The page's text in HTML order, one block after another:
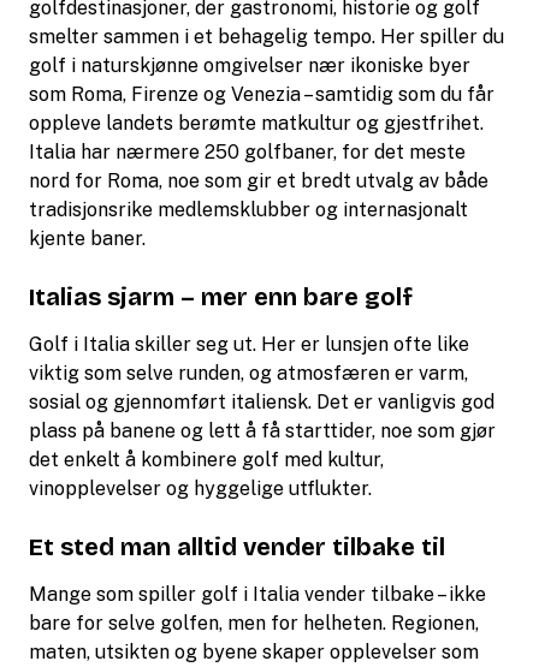
golfdestinasjoner, der gastronomi, historie og golf
smelter sammen i et behagelig tempo. Her spiller du
golf i naturskjønne omgivelser nær ikoniske byer
som Roma, Firenze og Venezia – samtidig som du får
oppleve landets berømte matkultur og gjestfrihet.
Italia har nærmere 250 golfbaner, for det meste
nord for Roma, noe som gir et bredt utvalg av både
tradisjonsrike medlemsklubber og internasjonalt
kjente baner.
Italias sjarm – mer enn bare golf
Golf i Italia skiller seg ut. Her er lunsjen ofte like
viktig som selve runden, og atmosfæren er varm,
sosial og gjennomført italiensk. Det er vanligvis god
plass på banene og lett å få starttider, noe som gjør
det enkelt å kombinere golf med kultur,
vinopplevelser og hyggelige utflukter.
Et sted man alltid vender tilbake til
Mange som spiller golf i Italia vender tilbake – ikke
bare for selve golfen, men for helheten. Regionen,
maten, utsikten og byene skaper opplevelser som